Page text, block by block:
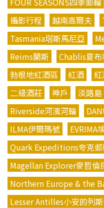
攝影行程
越南高爾夫
Tasmania塔斯馬尼亞
Reims蘭斯
Chablis夏布
勃根地紅酒區
紅酒 紅
二級酒莊
神戶 淡路島
Riverside河濱河輪
ILMA伊爾瑪號
EVRIMA
Quark Expeditions夸克
Magellan Explorer麥哲倫
Northern Europe & the
Lesser Antilles小安的列